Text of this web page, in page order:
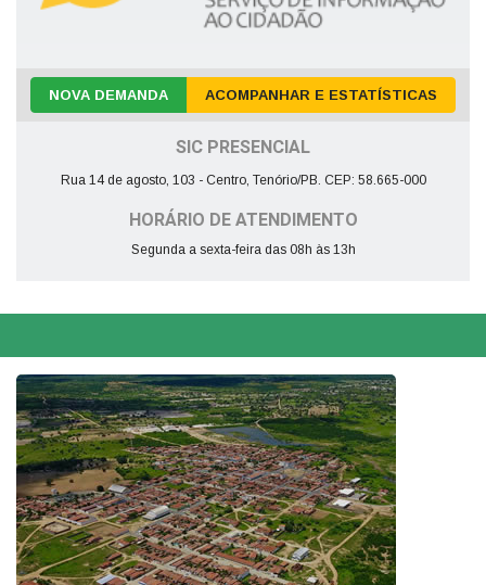
NOVA DEMANDA ACOMPANHAR E ESTATÍSTICAS
SIC PRESENCIAL
Rua 14 de agosto, 103 - Centro, Tenório/PB. CEP: 58.665-000
HORÁRIO DE ATENDIMENTO
Segunda a sexta-feira das 08h às 13h